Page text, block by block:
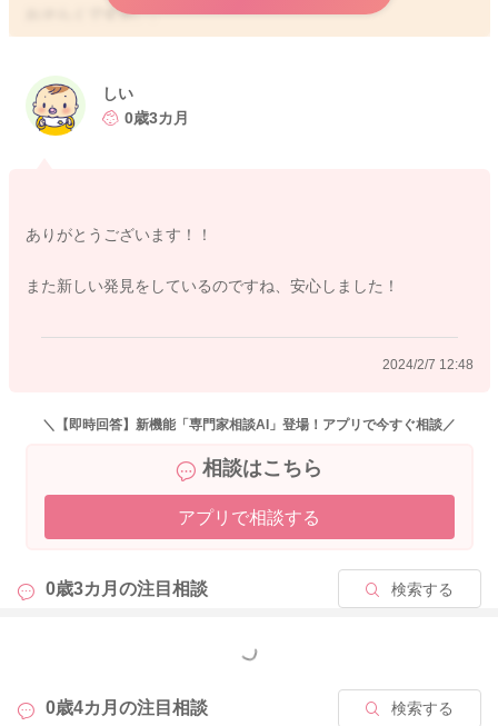
おそらくですが。。
ほっぺの存在、自分のお顔に初めて？触れてみて、触れている
います。
そしてお顔の感覚を鍛えていることもあるのかなと思います。
どうぞよろしくお願いします
2024/2/5 13:40
しい
0歳3カ月
ありがとうございます！！
また新しい発見をしているのですね、安心しました！
2024/2/7 12:48
＼【即時回答】新機能「専門家相談AI」登場！アプリで今すぐ相談／
相談はこちら
アプリで相談する
0歳3カ月の注目相談 検索する
もっと見る
0歳4カ月の注目相談 検索する